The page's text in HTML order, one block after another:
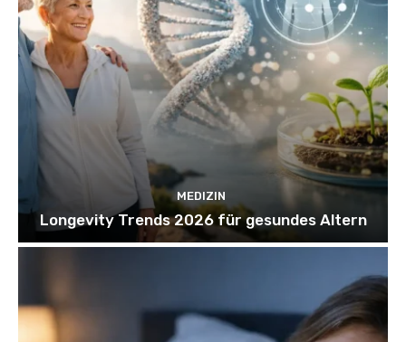
MEDIZIN
Longevity Trends 2026 für gesundes Altern